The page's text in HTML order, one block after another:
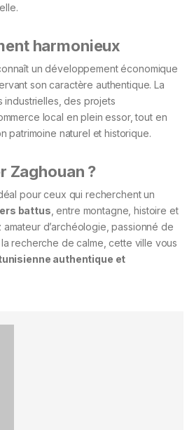
harmonieux
un développement économique
son caractère authentique. La
des projets
local en plein essor, tout en
patrimoine naturel et historique.
Zaghouan ?
pour ceux qui recherchent un
battus , entre montagne, histoire et
d’archéologie, passionné de
recherche de calme, cette ville vous
authentique et